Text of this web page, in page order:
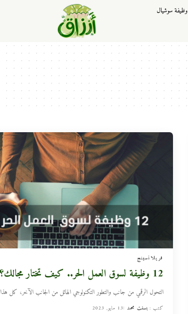
وظيفة سوشيال
فريلانسينج
12 وظيفة لسوق العمل الحر.. كيف تختار مجالك؟
التحول الرقمي من جانب والتطور التكنولوجي الهائل من الجانب الآخر، كل هذا
كتب : بسنت محمد 13 مايو, 2023